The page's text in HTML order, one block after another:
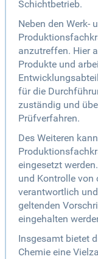
Schichtbetrieb.
Neben den Werk-
anzutreffen. Hier
Produkte und
für die
zuständig und
Prüfverfahren.
Des Weiteren
eingesetzt
und Kontrolle von
verantwortlich
geltenden
eingehalten
Insgesamt bietet
Chemie eine